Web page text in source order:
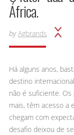
África.
by Agbrands
Há alguns anos,
destino
não é suficiente.
mais, têm acesso a
chegam com
desafio deixou de